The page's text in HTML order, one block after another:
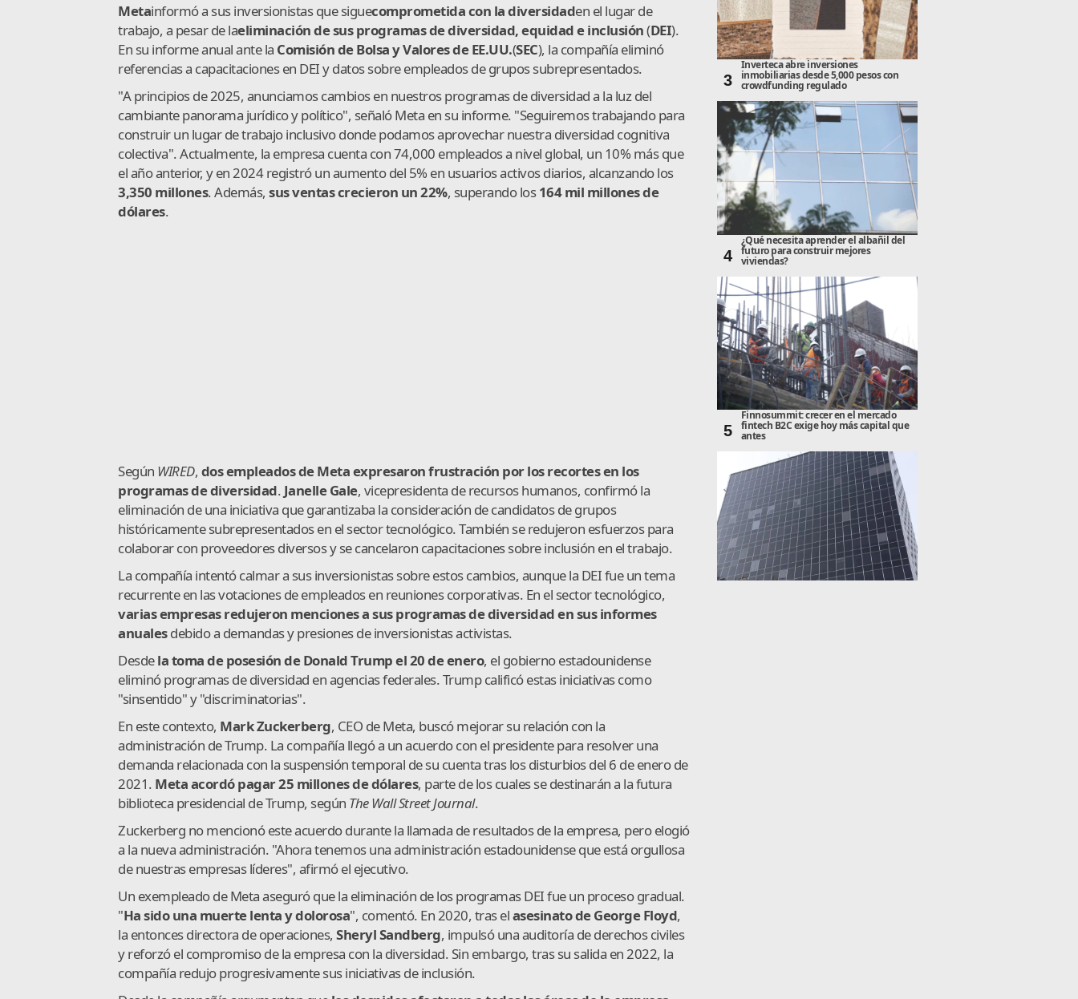
Metainformó a sus inversionistas que siguecomprometida con la diversidaden el lugar de
trabajo, a pesar de laeliminación de sus programas de diversidad, equidad e inclusión(DEI).
En su informe anual ante la Comisión de Bolsa y Valores de EE.UU.(SEC), la compañía eliminó
referencias a capacitaciones en DEI y datos sobre empleados de grupos subrepresentados.
"A principios de 2025, anunciamos cambios en nuestros programas de diversidad a la luz del
cambiante panorama jurídico y político", señaló Meta en su informe. "Seguiremos trabajando para
construir un lugar de trabajo inclusivo donde podamos aprovechar nuestra diversidad cognitiva
colectiva". Actualmente, la empresa cuenta con 74,000 empleados a nivel global, un 10% más que
el año anterior, y en 2024 registró un aumento del 5% en usuarios activos diarios, alcanzando los
3,350 millones. Además, sus ventas crecieron un 22%, superando los164 mil millones de
dólares.
Según WIRED, dos empleados de Meta expresaron frustración por los recortes en los
programas de diversidad. Janelle Gale, vicepresidenta de recursos humanos, confirmó la
eliminación de una iniciativa que garantizaba la consideración de candidatos de grupos
históricamente subrepresentados en el sector tecnológico. También se redujeron esfuerzos para
colaborar con proveedores diversos y se cancelaron capacitaciones sobre inclusión en el trabajo.
La compañía intentó calmar a sus inversionistas sobre estos cambios, aunque la DEI fue un tema
recurrente en las votaciones de empleados en reuniones corporativas. En el sector tecnológico,
varias empresas redujeron menciones a sus programas de diversidad en sus informes
anualesdebido a demandas y presiones de inversionistas activistas.
Desdela toma de posesión de Donald Trump el 20 de enero, el gobierno estadounidense
eliminó programas de diversidad en agencias federales. Trump calificó estas iniciativas como
"sinsentido" y "discriminatorias".
En este contexto, Mark Zuckerberg, CEO de Meta, buscó mejorar su relación con la
administración de Trump. La compañía llegó a un acuerdo con el presidente para resolver una
demanda relacionada con la suspensión temporal de su cuenta tras los disturbios del 6 de enero de
2021. Meta acordó pagar 25 millones de dólares, parte de los cuales se destinarán a la futura
biblioteca presidencial de Trump, según The Wall Street Journal.
Zuckerberg no mencionó este acuerdo durante la llamada de resultados de la empresa, pero elogió
a la nueva administración. "Ahora tenemos una administración estadounidense que está orgullosa
de nuestras empresas líderes", afirmó el ejecutivo.
Un exempleado de Meta aseguró que la eliminación de los programas DEI fue un proceso gradual.
"Ha sido una muerte lenta y dolorosa", comentó. En 2020, tras elasesinato de George Floyd,
la entonces directora de operaciones, Sheryl Sandberg, impulsó una auditoría de derechos civiles
y reforzó el compromiso de la empresa con la diversidad. Sin embargo, tras su salida en 2022, la
compañía redujo progresivamente sus iniciativas de inclusión.
3
Inverteca abre inversiones
inmobiliarias desde 5,000 pesos con
crowdfunding regulado
4
¿Qué necesita aprender el albañil del
futuro para construir mejores
viviendas?
5
Finnosummit: crecer en el mercado
fintech B2C exige hoy más capital que
antes